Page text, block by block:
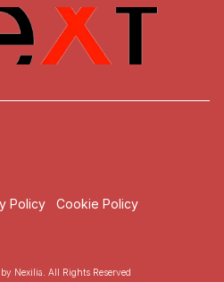
Policy
Cookie Policy
Nexilia. All Rights Reserved